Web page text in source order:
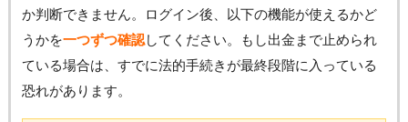
か判断できません。ログイン後、以下の機能が使えるかど
うかを一つずつ確認してください。もし出金まで止められ
ている場合は、すでに法的手続きが最終段階に入っている
恐れがあります。